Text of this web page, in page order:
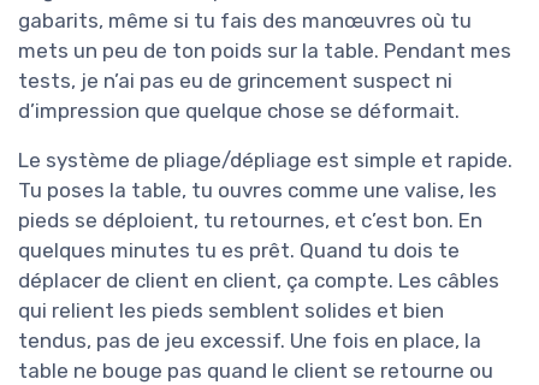
gabarits, même si tu fais des manœuvres où tu
mets un peu de ton poids sur la table. Pendant mes
tests, je n’ai pas eu de grincement suspect ni
d’impression que quelque chose se déformait.
Le système de pliage/dépliage est simple et rapide.
Tu poses la table, tu ouvres comme une valise, les
pieds se déploient, tu retournes, et c’est bon. En
quelques minutes tu es prêt. Quand tu dois te
déplacer de client en client, ça compte. Les câbles
qui relient les pieds semblent solides et bien
tendus, pas de jeu excessif. Une fois en place, la
table ne bouge pas quand le client se retourne ou